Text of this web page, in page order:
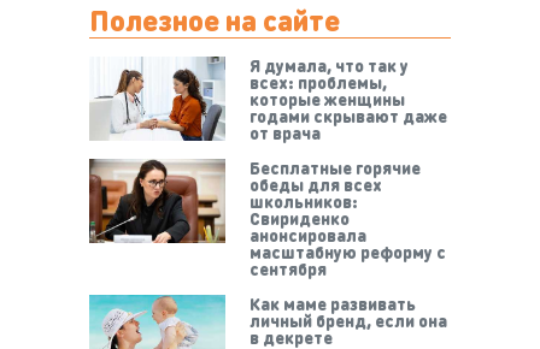
Полезное на сайте
Я думала, что так у
всех: проблемы,
которые женщины
годами скрывают даже
от врача
Бесплатные горячие
обеды для всех
школьников:
Свириденко
анонсировала
масштабную реформу с
сентября
Как маме развивать
личный бренд, если она
в декрете